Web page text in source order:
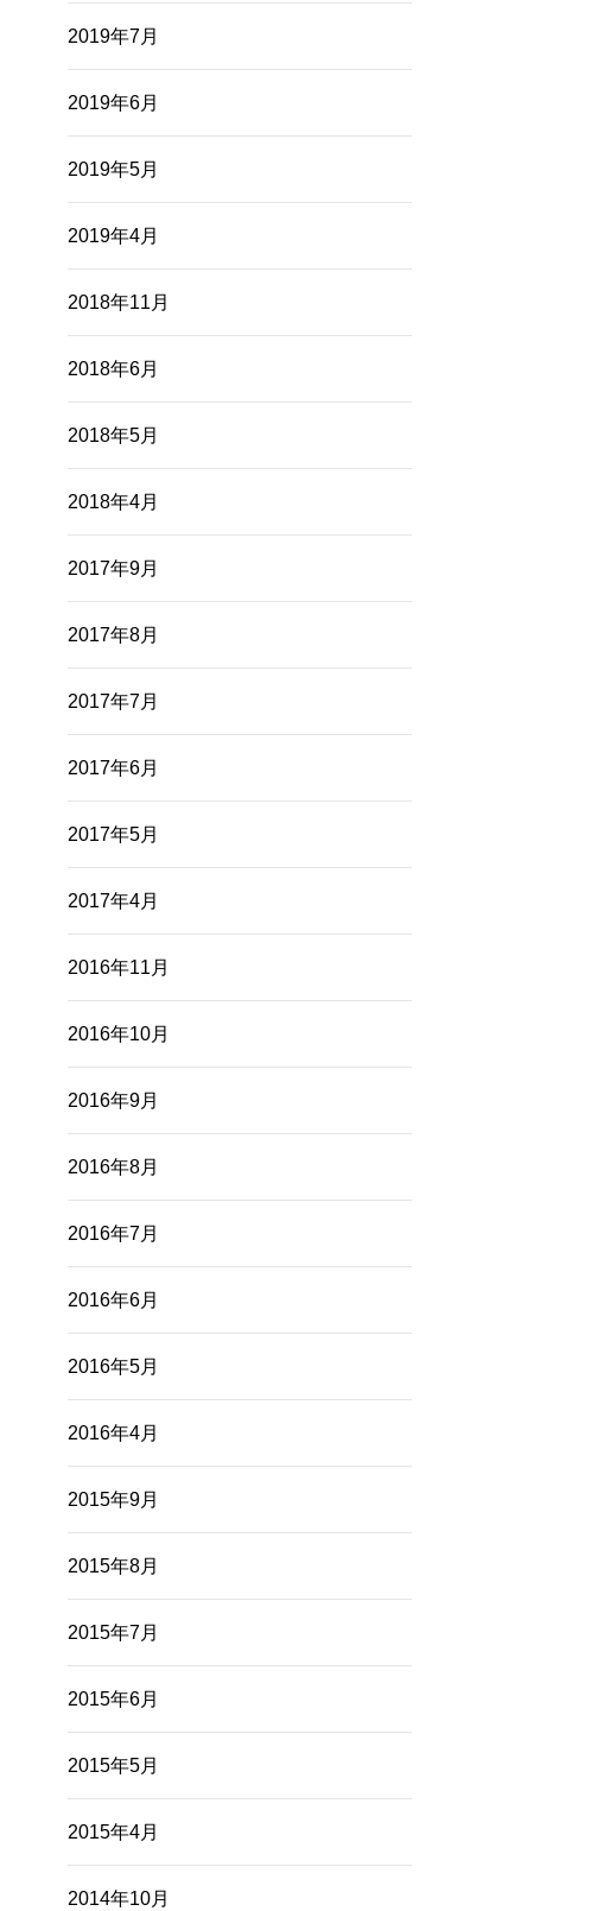
2019年7月
2019年6月
2019年5月
2019年4月
2018年11月
2018年6月
2018年5月
2018年4月
2017年9月
2017年8月
2017年7月
2017年6月
2017年5月
2017年4月
2016年11月
2016年10月
2016年9月
2016年8月
2016年7月
2016年6月
2016年5月
2016年4月
2015年9月
2015年8月
2015年7月
2015年6月
2015年5月
2015年4月
2014年10月